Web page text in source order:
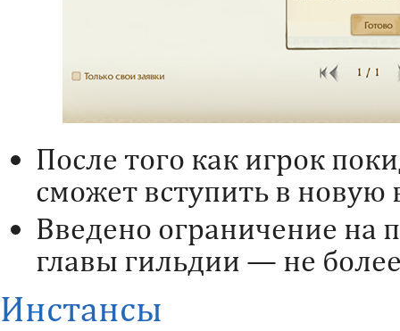
После того как игрок
сможет вступить в новую
Введено ограничение на
главы гильдии — не
Инстансы